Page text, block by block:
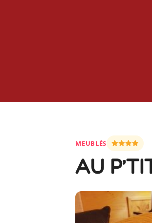
MEUBLÉS
AU